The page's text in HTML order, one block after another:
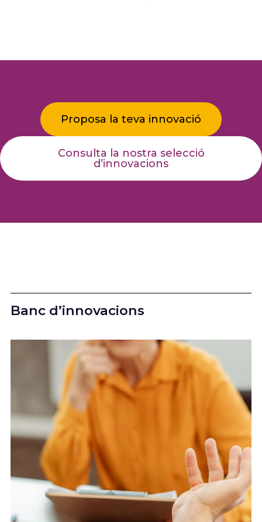
Proposa la teva innovació
Consulta la nostra selecció
d’innovacions
Banc d’innovacions